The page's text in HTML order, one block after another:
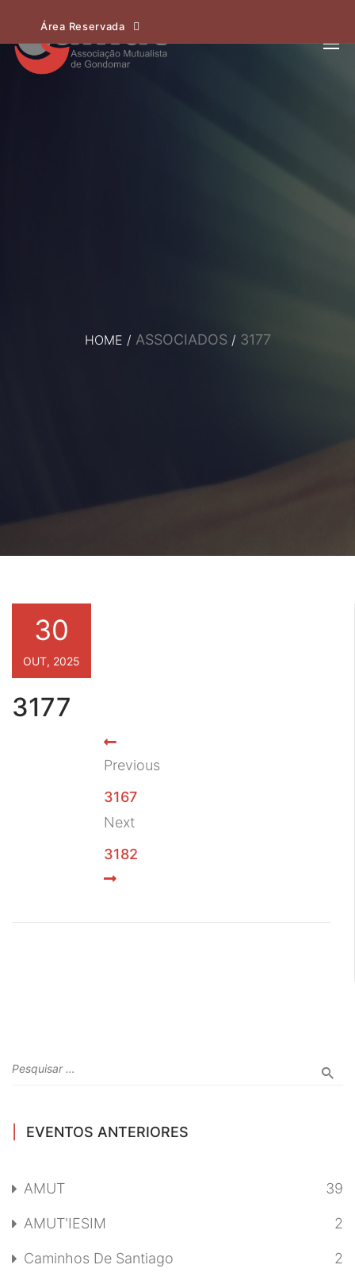
Área Reservada
HOME / ASSOCIADOS / 3177
3177
30
OUT, 2025
Previous
3167
Next
3182
EVENTOS ANTERIORES
AMUT 39
AMUT'IESIM 2
Caminhos De Santiago 2